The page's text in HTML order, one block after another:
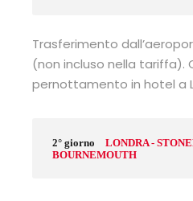
Trasferimento
(non incluso nella tariffa).
pernottamento in hotel a
2° giorno
LONDRA -
BOURNEMOUTH